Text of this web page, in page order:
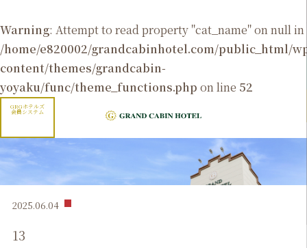
Warning: Attempt to read property "cat_name" on null in
/home/e820002/grandcabinhotel.com/public_html/
content/themes/grandcabin-
yoyaku/func/theme_functions.php on line 52
GRGホテルズ
会員システム
2025.06.04
13